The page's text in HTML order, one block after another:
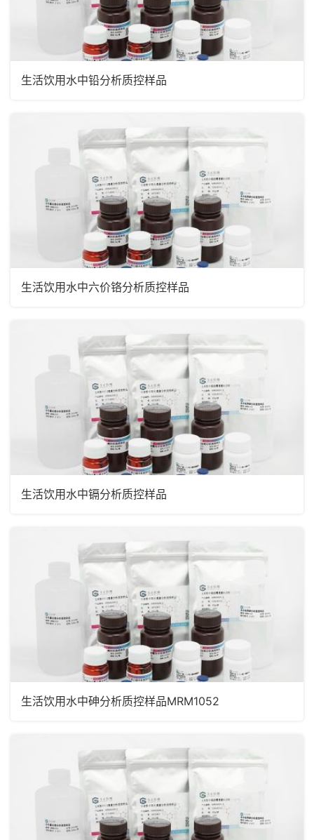
生活饮用水中铅分析质控样品
生活饮用水中六价铬分析质控样品
生活饮用水中镉分析质控样品
生活饮用水中砷分析质控样品MRM1052